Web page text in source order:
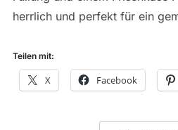
herrlich und perfekt für ein
Teilen mit:
X Facebook